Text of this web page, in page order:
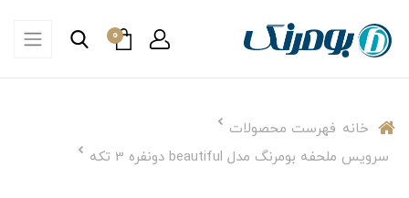
0
خانه فهرست محصولات
سرویس ملحفه بومرنگ مدل beautiful دونفره 3 تکه